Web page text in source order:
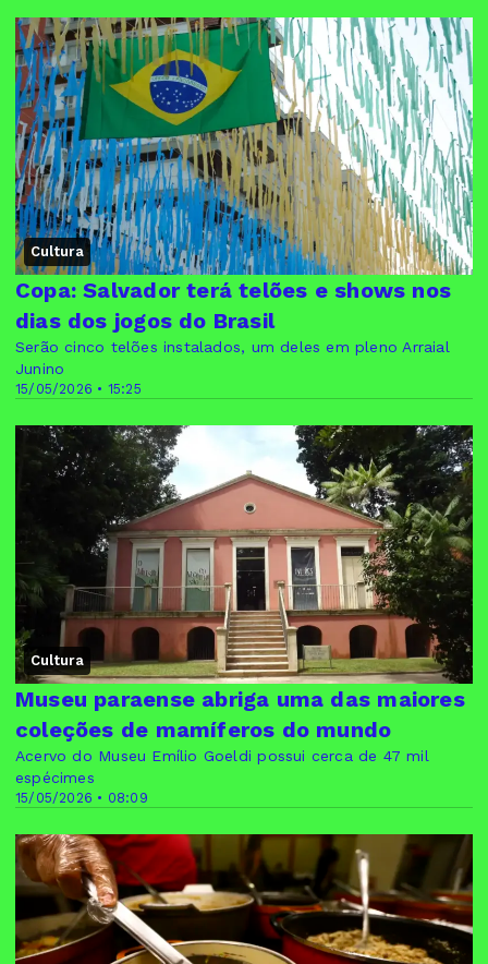
Cultura
15/05/2026 • 15:25
Copa: Salvador terá telões e shows nos
dias dos jogos do Brasil
Serão cinco telões instalados, um deles em pleno Arraial
Junino
Cultura
15/05/2026 • 08:09
Museu paraense abriga uma das maiores
coleções de mamíferos do mundo
Acervo do Museu Emílio Goeldi possui cerca de 47 mil
espécimes